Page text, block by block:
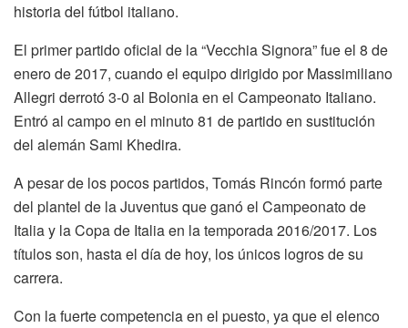
historia del fútbol italiano.
El primer partido oficial de la “Vecchia Signora” fue el 8 de
enero de 2017, cuando el equipo dirigido por Massimiliano
Allegri derrotó 3-0 al Bolonia en el Campeonato Italiano.
Entró al campo en el minuto 81 de partido en sustitución
del alemán Sami Khedira.
A pesar de los pocos partidos, Tomás Rincón formó parte
del plantel de la Juventus que ganó el Campeonato de
Italia y la Copa de Italia en la temporada 2016/2017. Los
títulos son, hasta el día de hoy, los únicos logros de su
carrera.
Con la fuerte competencia en el puesto, ya que el elenco